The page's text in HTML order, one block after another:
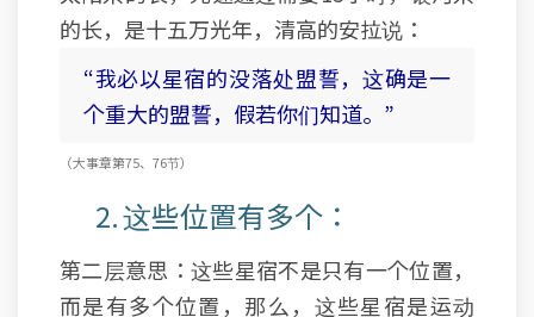
的长，是十五万光年，清高的安拉说：
“我必以星宿的没落处盟誓，这确是一
个重大的盟誓，假若你们知道。”
（大事 章 第75、76节）
2. 这些位置有多个：
第二层意思：这些星宿不是只有一个位置，
而是有多个位置，那么，这些星宿是运动